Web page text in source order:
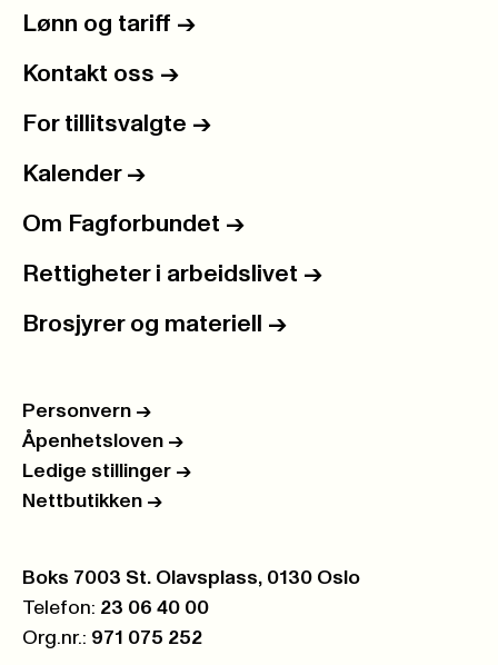
Lønn og tariff ->
Kontakt oss ->
For tillitsvalgte ->
Kalender ->
Om Fagforbundet ->
Rettigheter i arbeidslivet ->
Brosjyrer og materiell ->
Personvern ->
Åpenhetsloven ->
Ledige stillinger ->
Nettbutikken ->
Postboks:
Boks 7003 St. Olavsplass, 0130 Oslo
Telefon: 23 06 40 00
Org.nr.: 971 075 252